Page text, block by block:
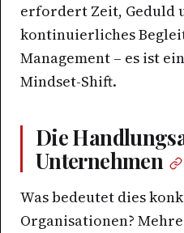
erfordert Zeit, Geduld
kontinuierliches
Management – es ist
Mindset-Shift.
Die
Unternehmen
Was bedeutet dies
Organisationen?